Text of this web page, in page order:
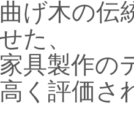
げ木の伝
た、
具製作の
く評価さ